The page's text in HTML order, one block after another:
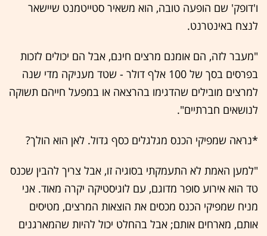
ו'דופק' שם הופעה טובה, הוא משאיר סטייטמנט שיישאר
לנצח באינטרנט.
"מעבר לזה, הם אומנם מרצים חינם, אבל הם יכולים לזכות
בפרסים בסך של 100 אלף דולר - שטד מעניקה מדי שנה
למרצים מובילים שהדגימו בהרצאה או במפעל חייהם תשוקה
לנושאים חברתיים".
*נראה שמפיקי הכנס מגלגלים כסף גדול. לאן הוא הולך?
"למען האמת לא התעמקתי בסוגיה זו, אבל צריך להבין שכנס
טד הוא אירוע סופר מדוגם, עם לוגיסטיקה יקרה מאוד. אני
מניח שמפיקי הכנס מכסים את הוצאות המרצים, מטיסים
אותם, מארחים אותם; אבל בהחלט יכול להיות שהמארגנים